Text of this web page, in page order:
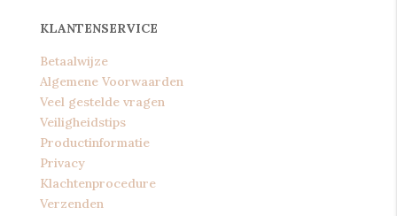
KLANTENSERVICE
Betaalwijze
Algemene Voorwaarden
Veel gestelde vragen
Veiligheidstips
Productinformatie
Privacy
Klachtenprocedure
Verzenden